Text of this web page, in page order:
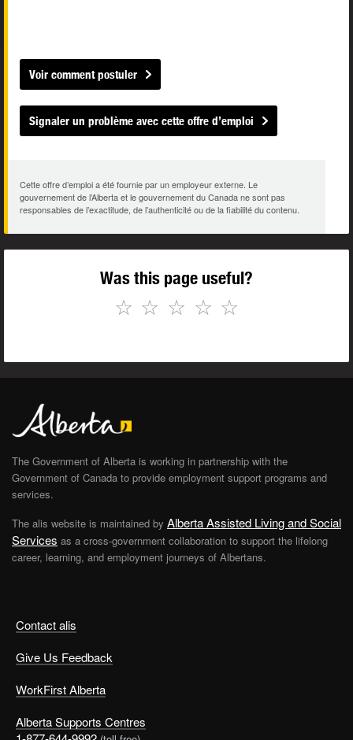
Voir comment postuler
Signaler un problème avec cette offre d’emploi
Cette offre d’emploi a été fournie par un employeur externe. Le
gouvernement de l’Alberta et le gouvernement du Canada ne sont pas
responsables de l’exactitude, de l’authenticité ou de la fiabilité du contenu.
Was this page useful?
☆
☆
☆
☆
☆
Contact alis
Give Us Feedback
WorkFirst Alberta
Alberta Supports Centres
The Government of Alberta is working in partnership with the
Government of Canada to provide employment support programs and
services.
The alis website is maintained by Alberta Assisted Living and Social
Services as a cross-government collaboration to support the lifelong
career, learning, and employment journeys of Albertans.